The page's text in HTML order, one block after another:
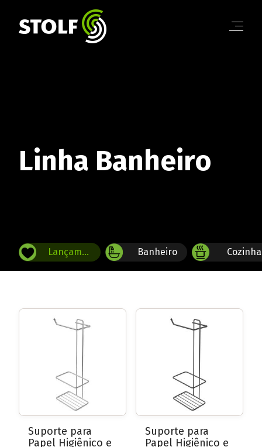
Linha Banheiro
Linha Cozinha
Linha Organização
Conheça a linha completa!
ORGANIZAÇÃO
ACESSÓRIOS PARA CHURRASCO
Conheça a linha completa!
CORTAR E SERVIR
Linha Banheiro
Lançamentos 2026 Banheiro Cozinha
Suporte para
Papel Higiênico e
Suporte para
Papel Higiênico e